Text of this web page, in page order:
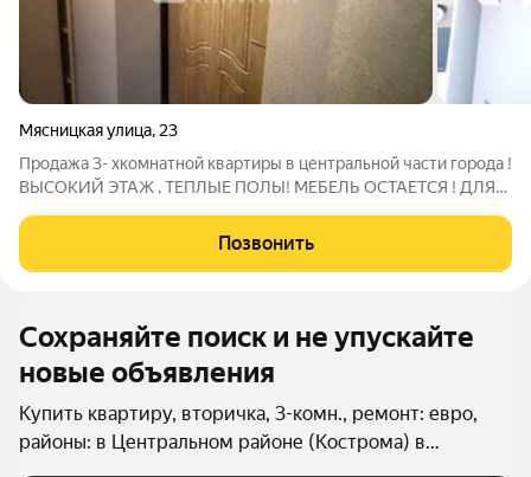
Мясницкая улица, 23
Продажа 3- хкомнатной квартиры в центральной части города !
ВЫСОКИЙ ЭТАЖ , ТЕПЛЫЕ ПОЛЫ! МЕБЕЛЬ ОСТАЕТСЯ ! ДЛЯ
дом 23 Дом 2008 года постройки ! О квартире : Эргономичная
планировка , раздельные
Позвонить
Сохраняйте поиск и не упускайте
новые объявления
Купить квартиру, вторичка, 3-комн., ремонт: евро,
районы: в Центральном районе (Кострома) в
Костроме